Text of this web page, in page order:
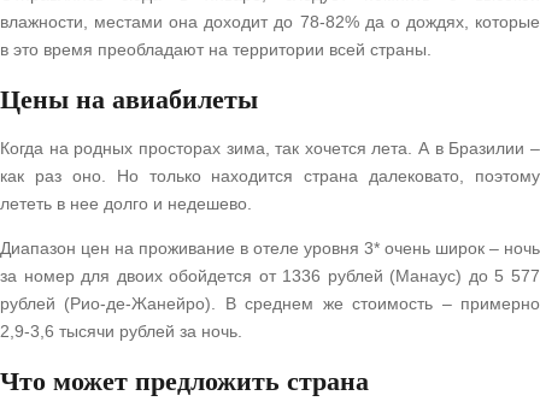
влажности, местами она доходит до 78-82% да о дождях, которые
в это время преобладают на территории всей страны.
Цены на авиабилеты
Когда на родных просторах зима, так хочется лета. А в Бразилии –
как раз оно. Но только находится страна далековато, поэтому
лететь в нее долго и недешево.
Диапазон цен на проживание в отеле уровня 3* очень широк – ночь
за номер для двоих обойдется от 1336 рублей (Манаус) до 5 577
рублей (Рио-де-Жанейро). В среднем же стоимость – примерно
2,9-3,6 тысячи рублей за ночь.
Что может предложить страна